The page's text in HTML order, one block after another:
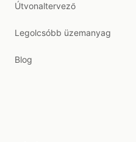
Útvonaltervező
Legolcsóbb üzemanyag
Blog